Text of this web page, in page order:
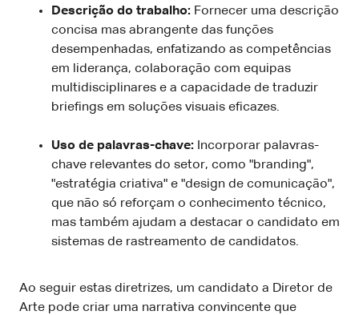
Descrição do trabalho: Fornecer uma descrição
concisa mas abrangente das funções
desempenhadas, enfatizando as competências
em liderança, colaboração com equipas
multidisciplinares e a capacidade de traduzir
briefings em soluções visuais eficazes.
Uso de palavras-chave: Incorporar palavras-
chave relevantes do setor, como "branding",
"estratégia criativa" e "design de comunicação",
que não só reforçam o conhecimento técnico,
mas também ajudam a destacar o candidato em
sistemas de rastreamento de candidatos.
Ao seguir estas diretrizes, um candidato a Diretor de
Arte pode criar uma narrativa convincente que